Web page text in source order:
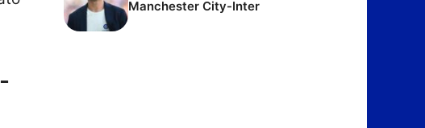
Manchester City-Inter